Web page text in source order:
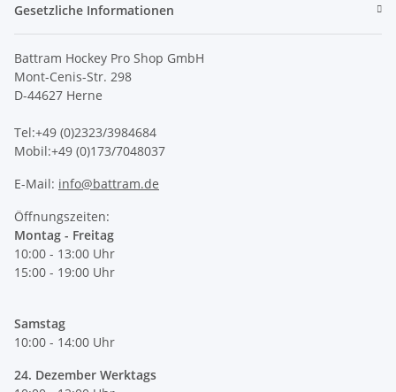
Gesetzliche Informationen
Battram Hockey Pro Shop GmbH
Mont-Cenis-Str. 298
D-44627 Herne
Tel:+49 (0)2323/3984684
Mobil:+49 (0)173/7048037
E-Mail: info@battram.de
Öffnungszeiten:
Montag - Freitag
10:00 - 13:00 Uhr
15:00 - 19:00 Uhr
Samstag
10:00 - 14:00 Uhr
24. Dezember Werktags